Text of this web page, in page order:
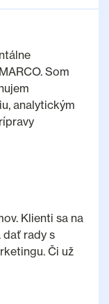
Som
analytickým
Klienti sa na
dať rady s
Či už